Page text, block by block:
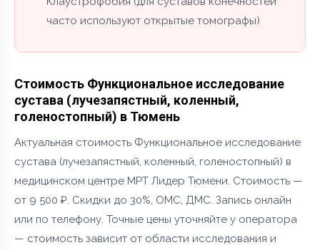
часто используют открытые томографы)
Стоимость Функциональное исследование
сустава (лучезапястный, коленный,
голеностопный) в Тюмень
Актуальная стоимость Функциональное исследование
сустава (лучезапястный, коленный, голеностопный) в
медицинском центре МРТ Лидер Тюмени. Стоимость —
от 9 500 ₽. Скидки до 30%, ОМС, ДМС. Запись онлайн
или по телефону. Точные цены уточняйте у оператора
— стоимость зависит от области исследования и